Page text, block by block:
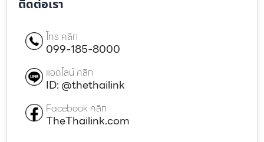
ติดต่อเรา
โทร คลิก
099-185-8000
แอดไลน์ คลิก
ID: @thethailink
Facebook คลิก
TheThailink.com